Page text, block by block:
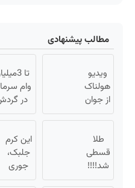
مطالب پیشنهادی
ویدیو
هولناک
از جوان
کارتن
که
میلیاردر
شد.
آموزش
تا
وام
در
رو ثبت کن
طلا
قسطی
شد!!!!
💰🔥
این کرم
جلبک،
جوری
چروکاتو